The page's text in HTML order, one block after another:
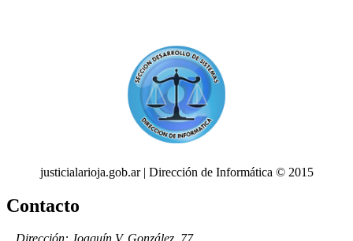
justicialarioja.gob.ar | Dirección de Informática © 2015
Contacto